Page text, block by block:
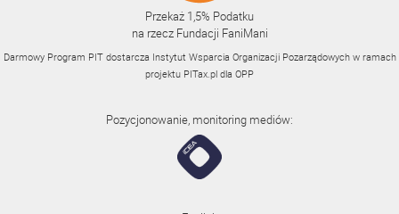
Przekaż 1,5% Podatku
na rzecz Fundacji FaniMani
Darmowy Program PIT dostarcza Instytut Wsparcia Organizacji Pozarządowych w ramach
projektu PITax.pl dla OPP
Pozycjonowanie, monitoring mediów: